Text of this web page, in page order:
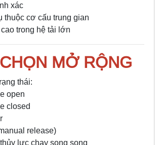
xác
thuộc cơ cấu trung gian
trong hệ tải lớn
MỞ RỘNG
thái:
open
closed
release)
lực chạy song song